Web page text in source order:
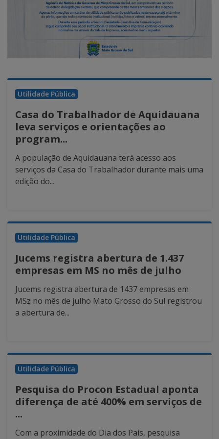
Utilidade Pública
Casa do Trabalhador de Aquidauana
leva serviços e orientações ao
program...
A população de Aquidauana terá acesso aos
serviços da Casa do Trabalhador durante mais uma
edição do...
Utilidade Pública
Jucems registra abertura de 1.437
empresas em MS no mês de julho
Jucems registra abertura de 1437 empresas em
MSz no mês de julho Mato Grosso do Sul registrou
a abertura de...
Utilidade Pública
Pesquisa do Procon Estadual aponta
diferença de até 400% em serviços de
...
Com a proximidade do Dia dos Pais, pesquisa